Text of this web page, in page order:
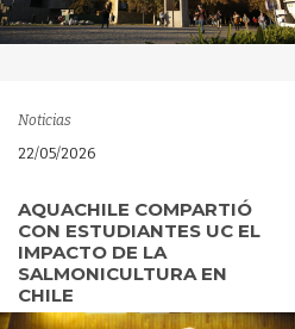
Noticias
22/05/2026
AQUACHILE COMPARTIÓ
CON ESTUDIANTES UC EL
IMPACTO DE LA
SALMONICULTURA EN
CHILE